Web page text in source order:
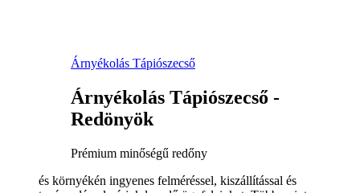
Árnyékolás Tápiószecső
Árnyékolás Tápiószecső -
Redönyök
Prémium minőségű redőny
és környékén ingyenes felméréssel, kiszállítással és